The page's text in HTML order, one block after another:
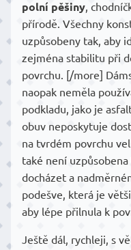
polní pěšiny,
přírodě. Všechny
uzpůsobeny tak, aby
zejména stabilitu při
povrchu. [/more]
naopak neměla
podkladu, jako je
obuv neposkytuje
na tvrdém povrchu
také není
docházet a
podešve, která je
aby lépe přilnula k
Ještě dál, rychleji, s